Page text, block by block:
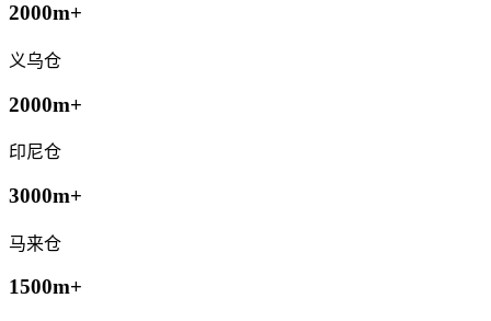
2000m+
义乌仓
2000m+
印尼仓
3000m+
马来仓
1500m+